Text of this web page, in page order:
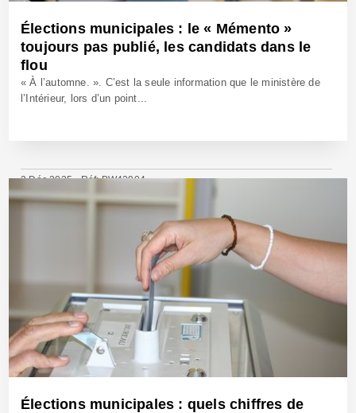
Élections municipales : le « Mémento »
toujours pas publié, les candidats dans le
flou
« À l’automne. ». C’est la seule information que le ministère de
l’Intérieur, lors d’un point...
3 Déc 2025 - Réf: BW42904
Élections municipales : quels chiffres de